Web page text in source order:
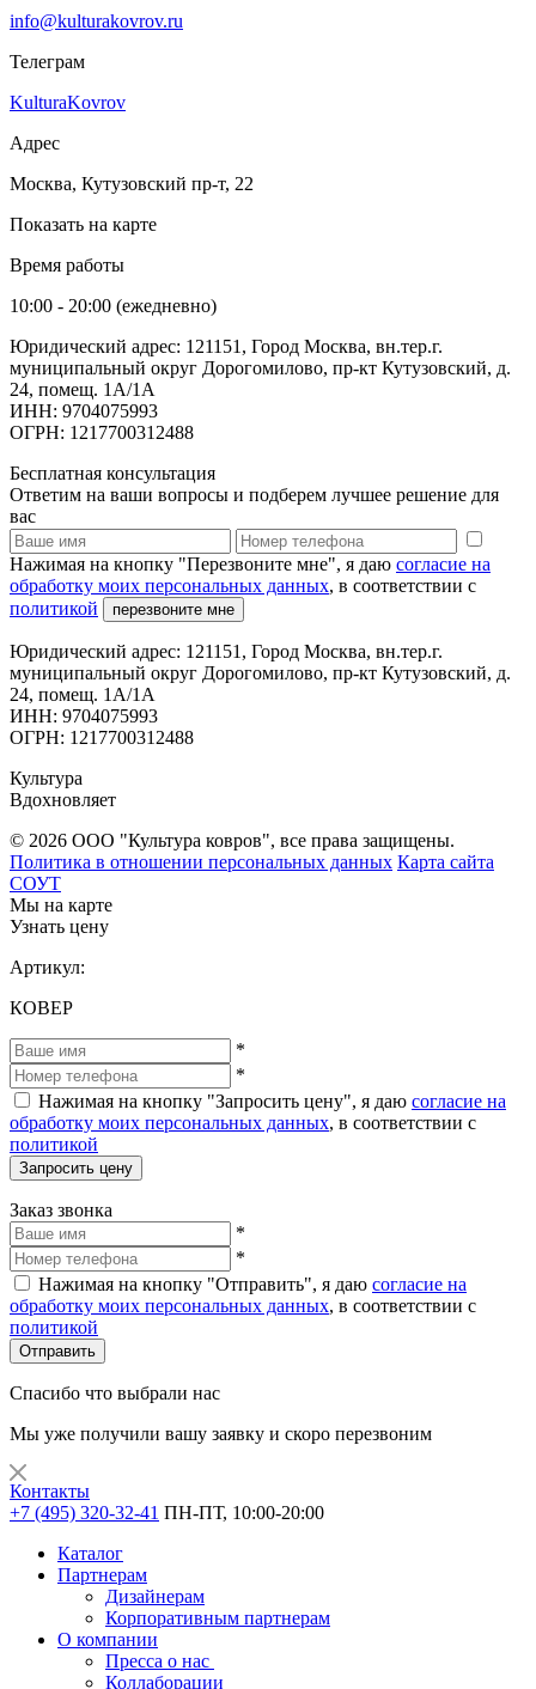
info@kulturakovrov.ru
Телеграм
KulturaKovrov
Адрес
Москва, Кутузовский пр-т, 22
Показать на карте
Время работы
10:00 - 20:00 (ежедневно)
Юридический адрес: 121151, Город Москва, вн.тер.г.
муниципальный округ Дорогомилово, пр-кт Кутузовский, д.
24, помещ. 1А/1А
ИНН: 9704075993
ОГРН: 1217700312488
Бесплатная консультация
Ответим на ваши вопросы и подберем лучшее решение для
вас
Нажимая на кнопку "Перезвоните мне", я даю согласие на
обработку моих персональных данных, в соответствии с
политикой
перезвоните мне
Юридический адрес: 121151, Город Москва, вн.тер.г.
муниципальный округ Дорогомилово, пр-кт Кутузовский, д.
24, помещ. 1А/1А
ИНН: 9704075993
ОГРН: 1217700312488
Культура
Вдохновляет
© 2026 ООО "Культура ковров", все права защищены.
Политика в отношении персональных данных Карта сайта
СОУТ
Мы на карте
Узнать цену
Артикул:
КОВЕР
*
*
Нажимая на кнопку "Запросить цену", я даю согласие на
обработку моих персональных данных, в соответствии с
политикой
Запросить цену
Заказ звонка
*
*
Нажимая на кнопку "Отправить", я даю согласие на
обработку моих персональных данных, в соответствии с
политикой
Отправить
Спасибо что выбрали нас
Мы уже получили вашу заявку и скоро перезвоним
Контакты
+7 (495) 320-32-41 ПН-ПТ, 10:00-20:00
Каталог
Партнерам
Дизайнерам
Корпоративным партнерам
О компании
Пресса о нас
Коллаборации